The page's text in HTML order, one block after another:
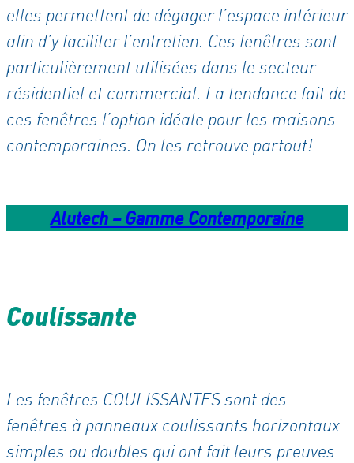
elles permettent de dégager l’espace intérieur
afin d’y faciliter l’entretien. Ces fenêtres sont
particulièrement utilisées dans le secteur
résidentiel et commercial. La tendance fait de
ces fenêtres l’option idéale pour les maisons
contemporaines. On les retrouve partout!
Alutech – Gamme Contemporaine
Coulissante
Les fenêtres COULISSANTES sont des
fenêtres à panneaux coulissants horizontaux
simples ou doubles qui ont fait leurs preuves